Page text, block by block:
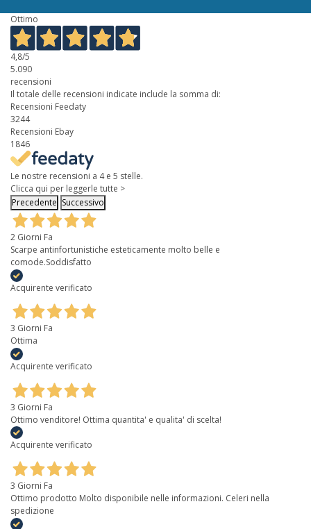
Ottimo
4,8/5
5.090
recensioni
Il totale delle recensioni indicate include la somma di:
Recensioni Feedaty
3244
Recensioni Ebay
1846
Le nostre recensioni a 4 e 5 stelle.
Clicca qui per leggerle tutte >
Precedente Successivo
2 Giorni Fa
Scarpe antinfortunistiche esteticamente molto belle e
comode.Soddisfatto
Acquirente verificato
3 Giorni Fa
Ottima
Acquirente verificato
3 Giorni Fa
Ottimo venditore! Ottima quantita' e qualita' di scelta!
Acquirente verificato
3 Giorni Fa
Ottimo prodotto Molto disponibile nelle informazioni. Celeri nella
spedizione